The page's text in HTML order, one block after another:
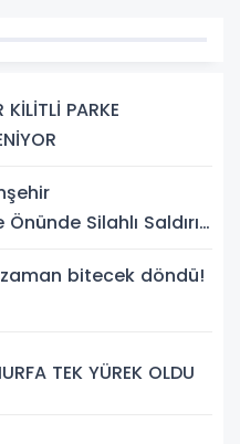
KİLİTLİ PARKE
Silahlı Saldırı:
bitecek döndü!
TEK YÜREK OLDU